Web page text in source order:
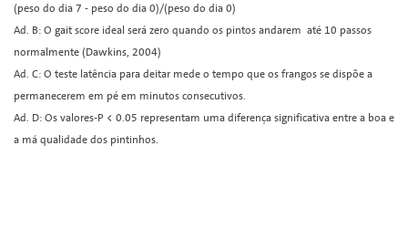
(peso do dia 7 - peso do dia 0)/(peso do dia 0)
Ad. B: O gait score ideal será zero quando os pintos andarem até 10 passos
normalmente (Dawkins, 2004)
Ad. C: O teste latência para deitar mede o tempo que os frangos se dispõe a
permanecerem em pé em minutos consecutivos.
Ad. D: Os valores-P < 0.05 representam uma diferença significativa entre a boa e
a má qualidade dos pintinhos.